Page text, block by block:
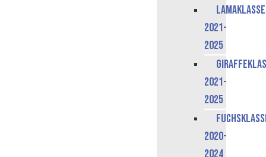
Lamaklasse
2021-
2025
2021-
2025
2020-
2024